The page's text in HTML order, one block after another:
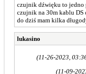
czujnik dźwięku to jedno
czujnik na 30m kablu DS
do dziś mam kilka
lukasino
(11-26-2023,
(11-09-